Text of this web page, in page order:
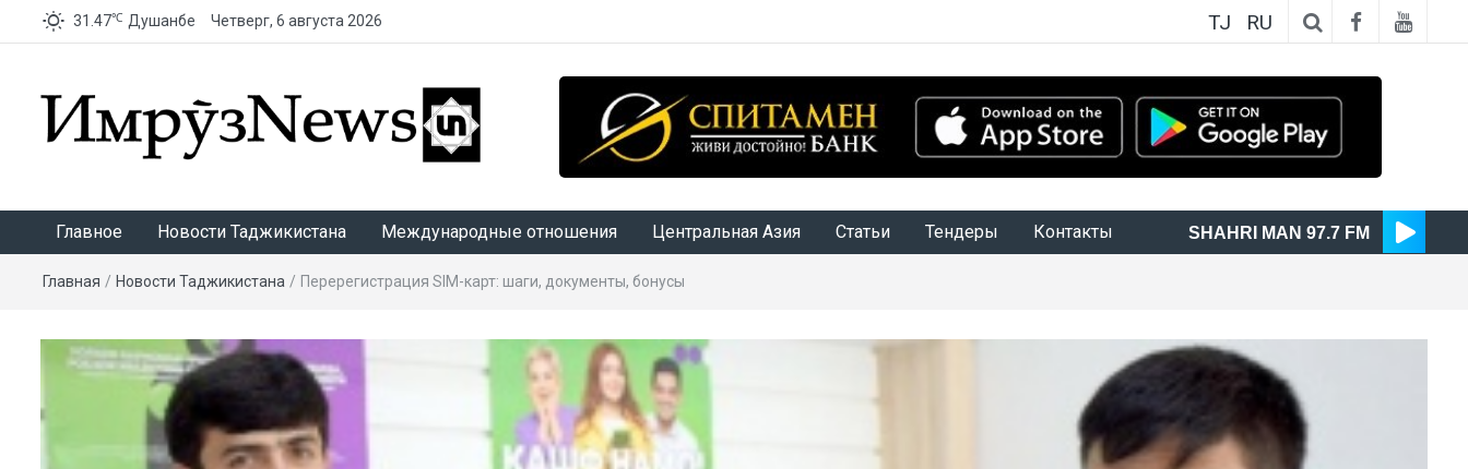
31.47℃ Душанбе Четверг, 6 августа 2026 TJ RU
Главное Новости Таджикистана Международные отношения Центральная Азия Статьи Тендеры Контакты SHAHRI MAN 97.7 FM
Главная / Новости Таджикистана / Перерегистрация SIM-карт: шаги, документы, бонусы